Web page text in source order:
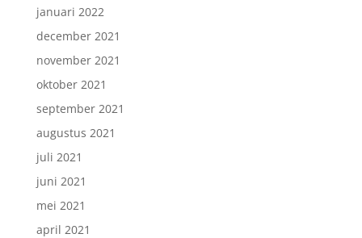
januari 2022
december 2021
november 2021
oktober 2021
september 2021
augustus 2021
juli 2021
juni 2021
mei 2021
april 2021